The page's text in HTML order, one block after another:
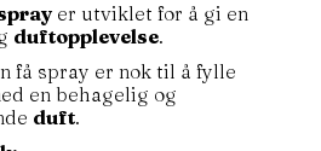
er utviklet for å gi en
duftopplevelse.
få spray er nok til å fylle
en behagelig og
duft.